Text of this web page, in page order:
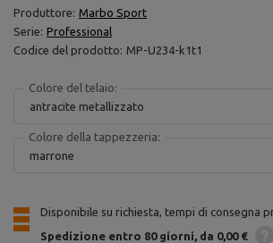
Produttore: Marbo Sport
Serie: Professional
Codice del prodotto: MP-U234-k1t1
Colore del telaio:
antracite metallizzato
Colore della tappezzeria:
marrone
Disponibile su richiesta, tempi di consegna
Spedizione entro 80 giorni da 0,00 €